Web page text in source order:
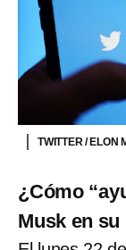
TWITTER / ELON
¿Cómo
Musk en